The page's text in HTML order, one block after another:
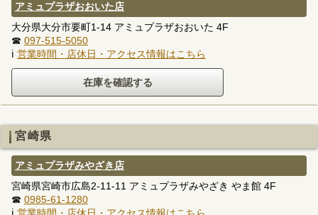
アミュプラザおおいた店
大分県大分市要町1-14 アミュプラザおおいた 4F
☎ 097-515-5050
ℹ 営業時間・店休日・アクセス情報はこちら
宮崎県
アミュプラザみやざき店
宮崎県宮崎市広島2-11-11 アミュプラザみやざき やま館 4F
☎ 0985-61-1280